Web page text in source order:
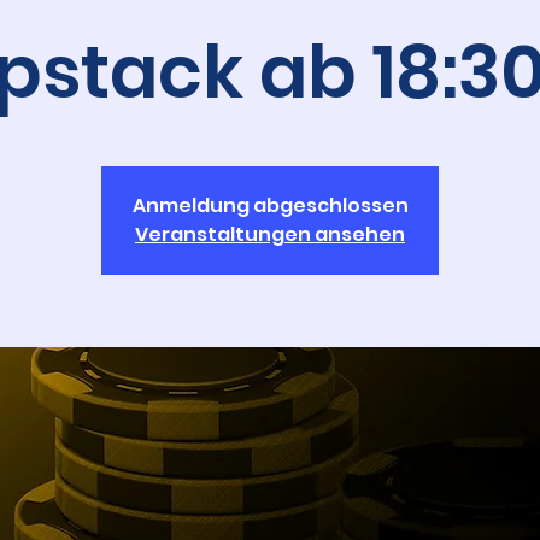
ab
Anmeldung abgeschlossen
Veranstaltungen ansehen